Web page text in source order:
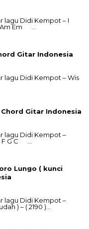
lagu Didi Kempot – I
Am Em …
Gitar Indonesia
lagu Didi Kempot – Wis
Gitar Indonesia
lagu Didi Kempot –
F G C …
Lungo ( kunci
lagu Didi Kempot –
) – ( 2190 )…